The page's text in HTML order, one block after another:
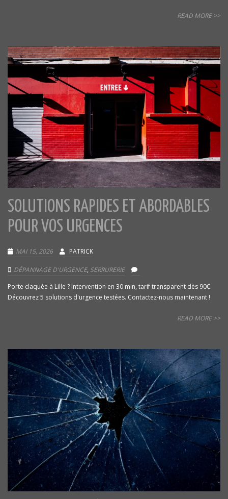
READ MORE >>
SOLUTIONS RAPIDES ET ABORDABLES
POUR VOS URGENCES
MAI 15, 2026 PATRICK
DÉPANNAGE D'URGENCE, SERRURERIE
Porte claquée à Lille ? Intervention en 30 min, tarif transparent dès 90€.
Découvrez 5 solutions d'urgence testées. Contactez-nous maintenant !
READ MORE >>